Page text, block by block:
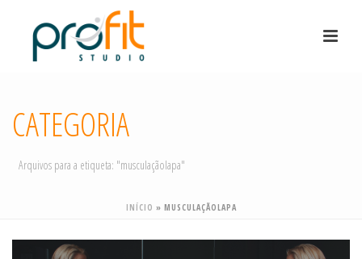
CATEGORIA
Arquivos para a etiqueta: "musculaçãolapa"
INÍCIO » MUSCULAÇÃOLAPA